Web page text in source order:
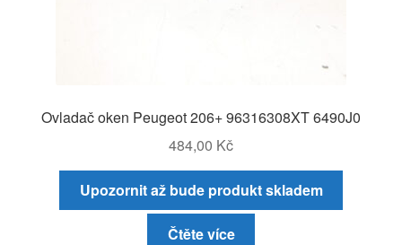
Ovladač oken Peugeot 206+ 96316308XT 6490J0
484,00 Kč
Upozornit až bude produkt skladem
Čtěte více